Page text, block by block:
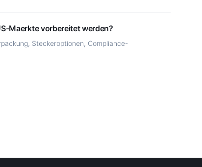
Maerkte vorbereitet werden?
Steckeroptionen, Compliance-